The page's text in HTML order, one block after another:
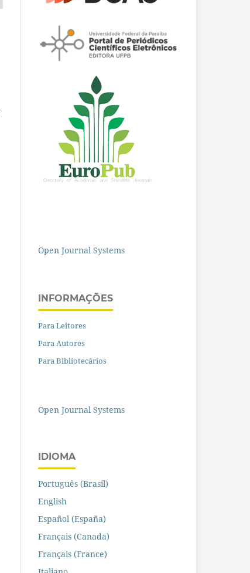
Open Journal Systems
INFORMAÇÕES
Para Leitores
Para Autores
Para Bibliotecários
Open Journal Systems
IDIOMA
Português (Brasil)
English
Español (España)
Français (Canada)
Français (France)